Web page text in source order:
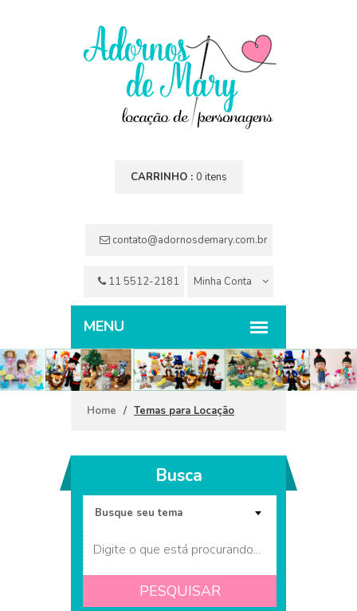
CARRINHO : 0 itens
contato@adornosdemary.com.br
11 5512-2181 Minha Conta
Home / Temas para Locação
Busca
PESQUISAR